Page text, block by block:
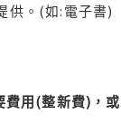
供。(如:電子書)
用(整新費)，